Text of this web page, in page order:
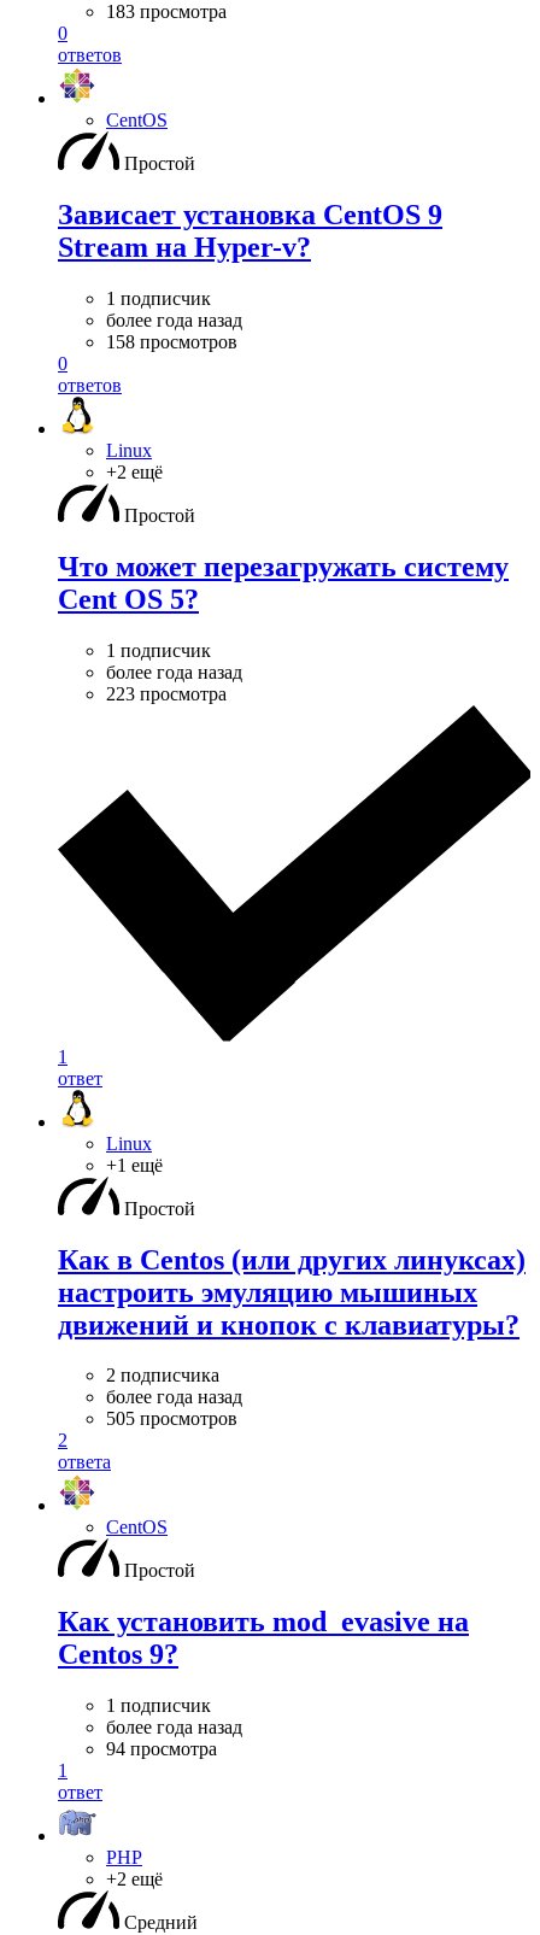
183 просмотра
0
ответов
CentOS
Простой
Зависает установка CentOS 9
Stream на Hyper-v?
1 подписчик
более года назад
158 просмотров
0
ответов
Linux
+2 ещё
Простой
Что может перезагружать систему
Cent OS 5?
1 подписчик
более года назад
223 просмотра
1
ответ
Linux
+1 ещё
Простой
Как в Centos (или других линуксах)
настроить эмуляцию мышиных
движений и кнопок с клавиатуры?
2 подписчика
более года назад
505 просмотров
2
ответа
CentOS
Простой
Как установить mod_evasive на
Centos 9?
1 подписчик
более года назад
94 просмотра
1
ответ
PHP
+2 ещё
Средний